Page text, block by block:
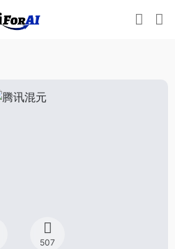
507